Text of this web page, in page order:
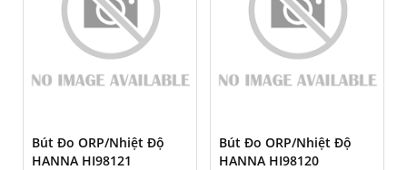
Bút Đo ORP/Nhiệt Độ
HANNA HI98121
Bút Đo ORP/Nhiệt Độ
HANNA HI98120